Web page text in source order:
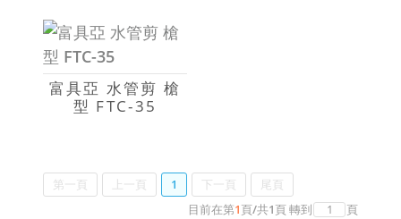
富具亞 水管剪 槍
型 FTC-35
第一頁 上一頁 1 下一頁
尾頁
目前在第1頁/共1頁轉到 頁